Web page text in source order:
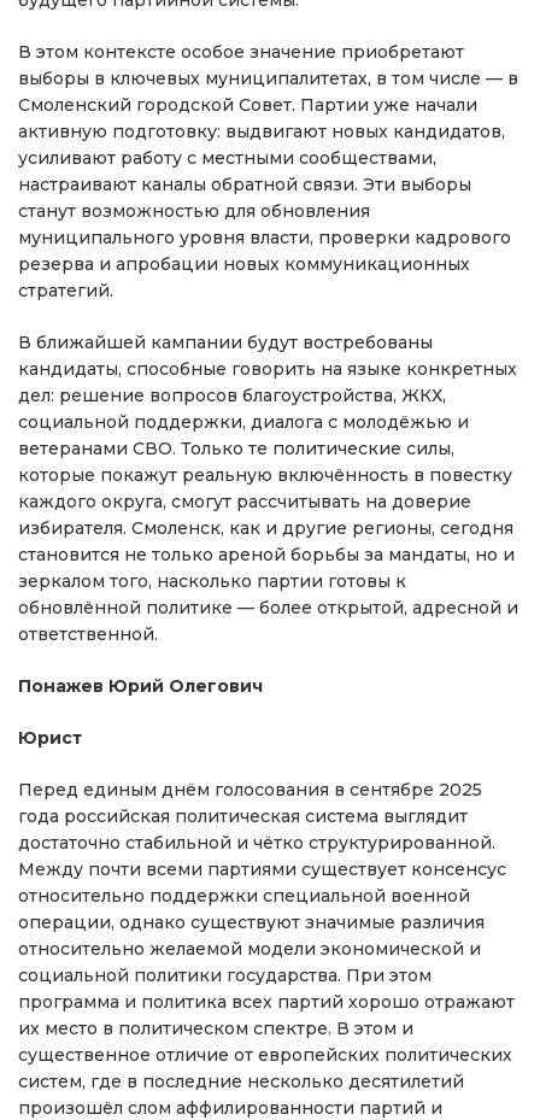
В этом контексте особое значение приобретают
выборы в ключевых муниципалитетах, в том числе — в
Смоленский городской Совет. Партии уже начали
активную подготовку: выдвигают новых кандидатов,
усиливают работу с местными сообществами,
настраивают каналы обратной связи. Эти выборы
станут возможностью для обновления
муниципального уровня власти, проверки кадрового
резерва и апробации новых коммуникационных
стратегий.
В ближайшей кампании будут востребованы
кандидаты, способные говорить на языке конкретных
дел: решение вопросов благоустройства, ЖКХ,
социальной поддержки, диалога с молодёжью и
ветеранами СВО. Только те политические силы,
которые покажут реальную включённость в повестку
каждого округа, смогут рассчитывать на доверие
избирателя. Смоленск, как и другие регионы, сегодня
становится не только ареной борьбы за мандаты, но и
зеркалом того, насколько партии готовы к
обновлённой политике — более открытой, адресной и
ответственной.
Понажев Юрий Олегович
Юрист
Перед единым днём голосования в сентябре 2025
года российская политическая система выглядит
достаточно стабильной и чётко структурированной.
Между почти всеми партиями существует консенсус
относительно поддержки специальной военной
операции, однако существуют значимые различия
относительно желаемой модели экономической и
социальной политики государства. При этом
программа и политика всех партий хорошо отражают
их место в политическом спектре. В этом и
существенное отличие от европейских политических
систем, где в последние несколько десятилетий
произошёл слом аффилированности партий и